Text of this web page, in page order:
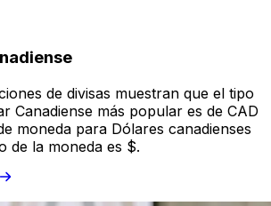
de divisas muestran que el tipo
Canadiense más popular es de CAD
moneda para Dólares canadienses
de la moneda es $.